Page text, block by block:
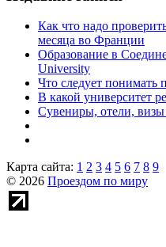
Как что надо
месяца во Франции
Образование в
University
Что следует
В какой университет
Сувениры, отели,
Карта сайта: 1 2 3 4 5 6 7 8 9
© 2026 Проездом по миру